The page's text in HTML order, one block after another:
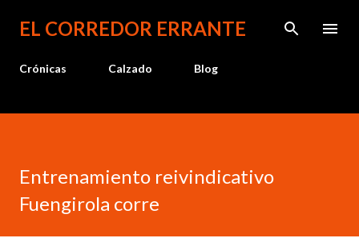
Ir al contenido principal
EL CORREDOR ERRANTE
Crónicas Calzado Blog
Entrenamiento reivindicativo
Fuengirola corre